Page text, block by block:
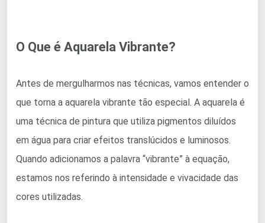
O Que é Aquarela Vibrante?
Antes de mergulharmos nas técnicas, vamos entender o
que torna a aquarela vibrante tão especial. A aquarela é
uma técnica de pintura que utiliza pigmentos diluídos
em água para criar efeitos translúcidos e luminosos.
Quando adicionamos a palavra “vibrante” à equação,
estamos nos referindo à intensidade e vivacidade das
cores utilizadas.